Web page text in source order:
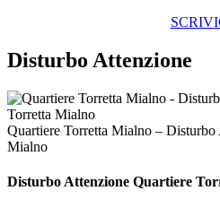
Disturbo Attenzione
Quartiere Torretta Mialno – Disturbo
Mialno
Disturbo Attenzione Quartiere